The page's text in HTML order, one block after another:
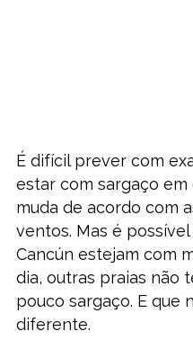
É difícil prever com
estar com sargaço em
muda de acordo com
ventos. Mas é
Cancún estejam com
dia, outras praias não
pouco sargaço. E que
diferente.